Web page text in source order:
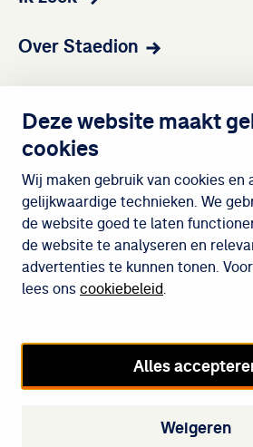
Deze website maakt
cookies
Wij maken gebruik van cookies en
gelijkwaardige technieken. We
de website goed te laten
de website te analyseren en
advertenties te kunnen tonen.
lees ons cookiebeleid
Alles
Weigeren
Over Staedion
Wijken
Meedoen